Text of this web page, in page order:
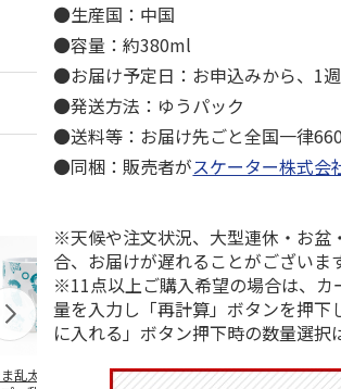
乱太郎 マグ
抗菌食洗機対応 ふ
マスコット入
●生産国：中国
●容量：約380ml
●お届け予定日：お申込みから、1週
●発送方法：ゆうパック
●送料等：お届け先ごと全国一律
●同梱：販売者がスケーター株式会
※天候や注文状況、大型連休・お盆
合、お届けが遅れることがございま
※11点以上ご購入希望の場合は、
量を入力し「再計算」ボタンを押
に入れる」ボタン押下時の数量選択